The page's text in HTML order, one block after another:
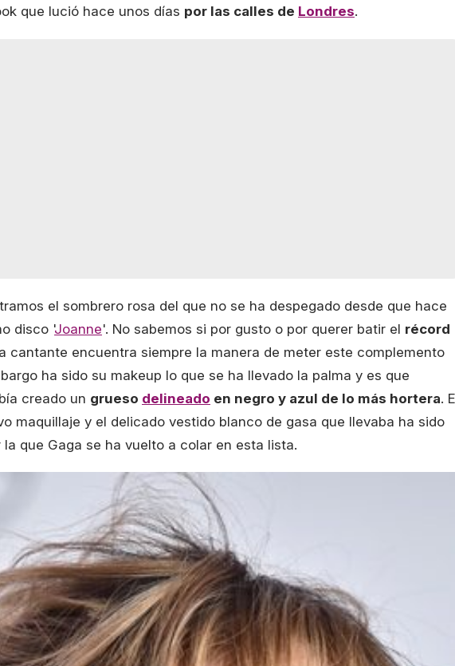
que lució hace unos días por las calles de Londres.
el sombrero rosa del que no se ha despegado desde que hace
disco ' Joanne'. No sabemos si por gusto o por querer batir el récord
cantante encuentra siempre la manera de meter este complemento
ha sido su makeup lo que se ha llevado la palma y es que
creado un grueso delineado en negro y azul de lo más hortera.
maquillaje y el delicado vestido blanco de gasa que llevaba ha sido
que Gaga se ha vuelto a colar en esta lista.